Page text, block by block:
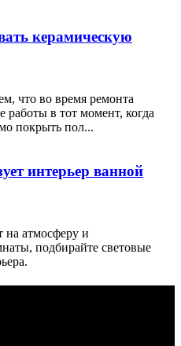
керамическую
что во время ремонта
работы в тот момент, когда
покрыть пол...
интерьер ванной
на атмосферу и
подбирайте световые